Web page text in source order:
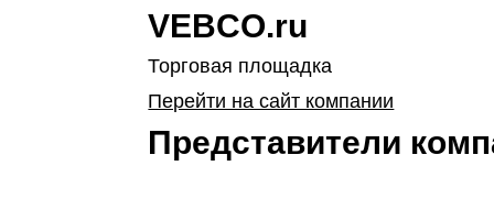
VEBCO.ru
Торговая площадка
Перейти на сайт компании
Представители